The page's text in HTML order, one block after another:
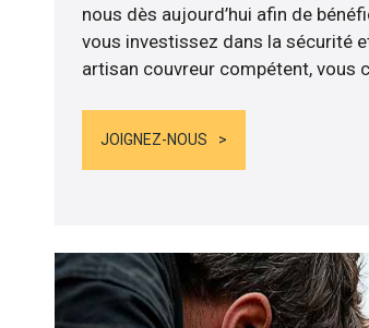
nous dès aujourd’hui afin de
vous investissez dans la sécurité
artisan couvreur compétent, vous
JOIGNEZ-NOUS